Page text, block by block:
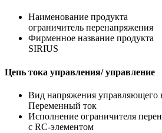
Наименование продукта
ограничитель перенапряжения
Фирменное название продукта
SIRIUS
Цепь тока управления/ управление
Вид напряжения управляющего
Переменный ток
Исполнение ограничителя
с RC-элементом